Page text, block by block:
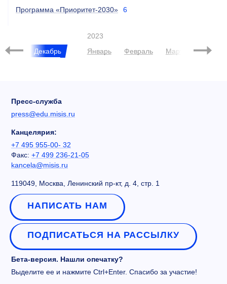
Программа «Приоритет-2030» 6
Декабрь
2023
Январь
Февраль Март Апрель
Пресс-служба
press@edu.misis.ru
Канцелярия:
+7 495 955-00- 32
Факс: +7 499 236-21-05
kancela@misis.ru
119049, Москва, Ленинский пр-кт, д. 4, стр. 1
НАПИСАТЬ НАМ
ПОДПИСАТЬСЯ НА РАССЫЛКУ
Бета-версия. Нашли опечатку?
Выделите ее и нажмите Ctrl+Enter. Спасибо за участие!